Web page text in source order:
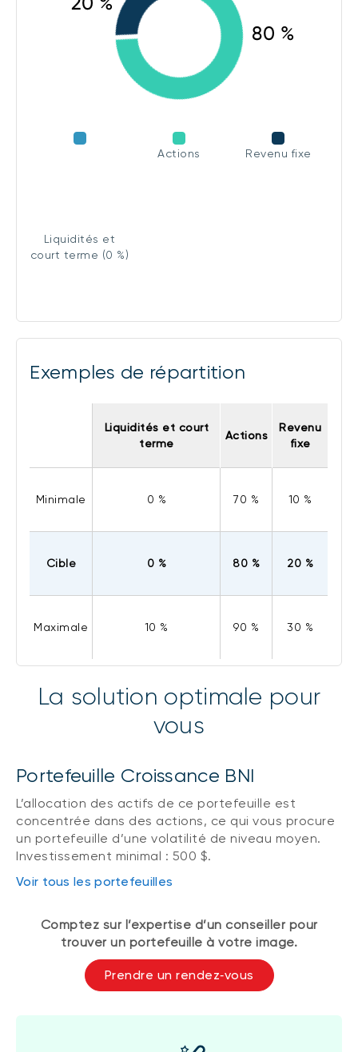
Liquidités et
court terme (0 %)
Actions Revenu fixe
Exemples de répartition
Liquidités et court
terme
Actions
Revenu
fixe
Minimale 0 % 70 % 10 %
Cible 0 % 80 % 20 %
Maximale 10 % 90 % 30 %
La solution optimale pour
vous
Portefeuille Croissance BNI
L’allocation des actifs de ce portefeuille est
concentrée dans des actions, ce qui vous procure
un portefeuille d’une volatilité de niveau moyen.
Investissement minimal : 500 $.
Voir tous les portefeuilles
Comptez sur l’expertise d’un conseiller pour
trouver un portefeuille à votre image.
Prendre un rendez‑vous